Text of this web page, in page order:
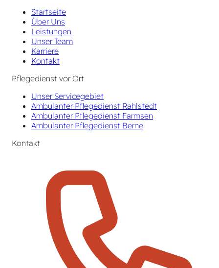
Startseite
Über Uns
Leistungen
Unser Team
Karriere
Kontakt
Pflegedienst vor Ort
Unser Servicegebiet
Ambulanter Pflegedienst Rahlstedt
Ambulanter Pflegedienst Farmsen
Ambulanter Pflegedienst Berne
Kontakt